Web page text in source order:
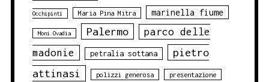
Occhipinti Maria Pina Mitra marinella fiume
Moni Ovadia Palermo
parco delle
madonie
petralia sottana
pietro
attinasi
polizzi generosa presentazione